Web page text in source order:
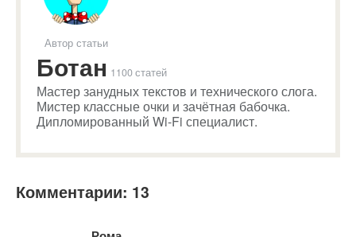
Автор статьи
Ботан 1100 статей
Мастер занудных текстов и технического слога.
Мистер классные очки и зачётная бабочка.
Дипломированный Wi-Fi специалист.
Комментарии: 13